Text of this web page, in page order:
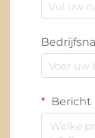
Bericht